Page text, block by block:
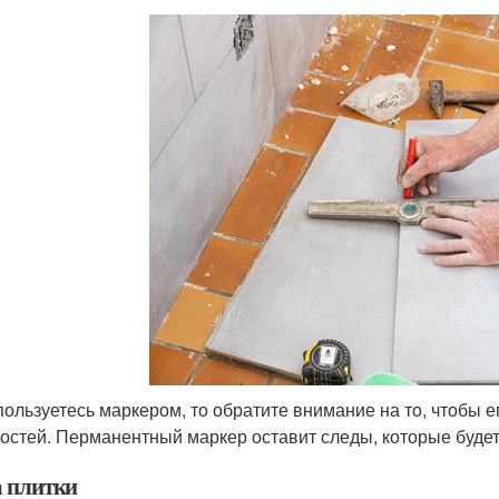
маркером, то обратите внимание на то, чтобы
Перманентный маркер оставит следы, которые
плитки